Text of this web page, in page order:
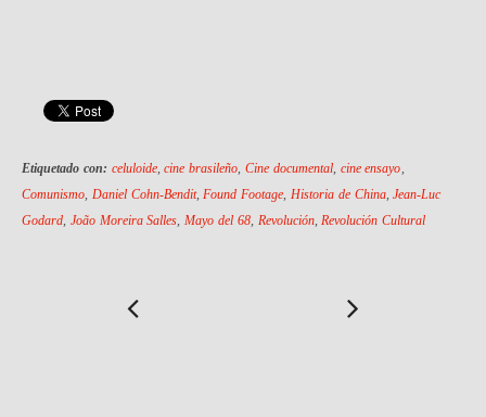
Etiquetado con: celuloide,cine brasileño,Cine documental, cine ensayo,
Comunismo, Daniel Cohn-Bendit,Found Footage,Historia de China,Jean-Luc
Godard, João Moreira Salles,Mayo del 68, Revolución,Revolución Cultural